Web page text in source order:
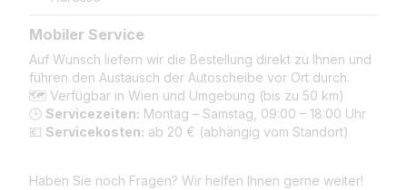
Mobiler Service
Auf Wunsch liefern wir die Bestellung direkt zu Ihnen und
führen den Austausch der Autoscheibe vor Ort durch.
🗺️ Verfügbar in Wien und Umgebung (bis zu 50 km)
🕒 Servicezeiten: Montag – Samstag, 09:00 – 18:00 Uhr
💶 Servicekosten: ab 20 € (abhängig vom Standort)
Haben Sie noch Fragen? Wir helfen Ihnen gerne weiter!